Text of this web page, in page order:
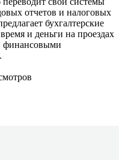
отчетов и налоговых
бухгалтерские
и деньги на проездах
финансовыми